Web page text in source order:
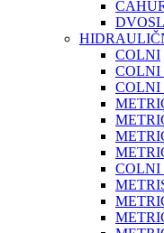
COLNI
COLNI
COLNI
COLNI